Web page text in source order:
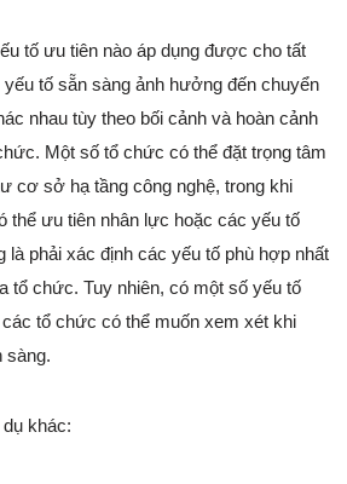
tố ưu tiên nào áp dụng được cho tất
tố sẵn sàng ảnh hưởng đến chuyển
nhau tùy theo bối cảnh và hoàn cảnh
Một số tổ chức có thể đặt trọng tâm
cơ sở hạ tầng công nghệ, trong khi
thể ưu tiên nhân lực hoặc các yếu tố
là phải xác định các yếu tố phù hợp nhất
tổ chức. Tuy nhiên, có một số yếu tố
tổ chức có thể muốn xem xét khi
sàng.
khác: